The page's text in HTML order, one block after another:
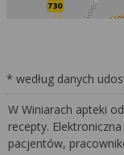
* według danych
W Winiarach apteki
recepty.
pacjentów,